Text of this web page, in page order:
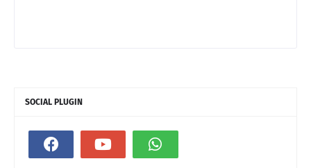
SOCIAL PLUGIN